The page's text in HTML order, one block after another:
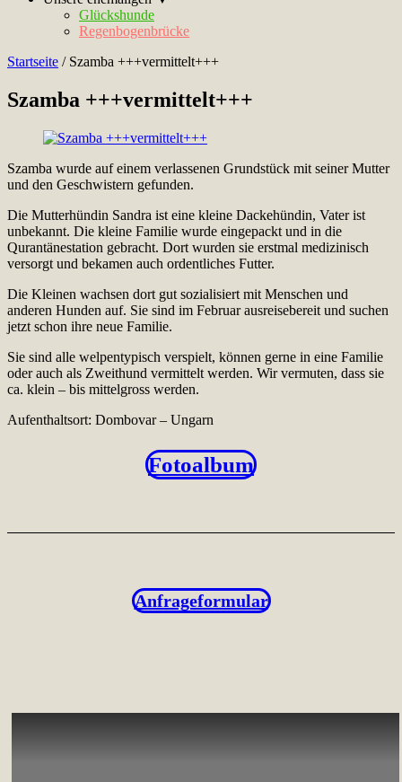
Glückshunde
Regenbogenbrücke
Startseite / Szamba +++vermittelt+++
Szamba +++vermittelt+++
Szamba wurde auf einem verlassenen Grundstück mit seiner Mutter
und den Geschwistern gefunden.
Die Mutterhündin Sandra ist eine kleine Dackehündin, Vater ist
unbekannt. Die kleine Familie wurde eingepackt und in die
Qurantänestation gebracht. Dort wurden sie erstmal medizinisch
versorgt und bekamen auch ordentliches Futter.
Die Kleinen wachsen dort gut sozialisiert mit Menschen und
anderen Hunden auf. Sie sind im Februar ausreisebereit und suchen
jetzt schon ihre neue Familie.
Sie sind alle welpentypisch verspielt, können gerne in eine Familie
oder auch als Zweithund vermittelt werden. Wir vermuten, dass sie
ca. klein – bis mittelgross werden.
Aufenthaltsort: Dombovar – Ungarn
Fotoalbum
Anfrageformular